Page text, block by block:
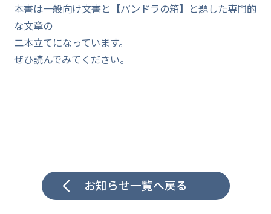
本書は一般向け文書と【パンドラの箱】と題した専門的
な文章の
二本立てになっています。
ぜひ読んでみてください。
お知らせ一覧へ戻る